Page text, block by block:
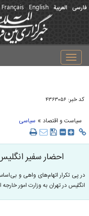
فارسی العربیة English
Français
Toggle
navigation
کد خبر: ۴۳۶۳۰۵۶
سیاست و اقتصاد » سیاسی
احضار سفیر
در پی تکرار اتهام‌‌های واهی و
انگلیس در تهران به وزارت امور